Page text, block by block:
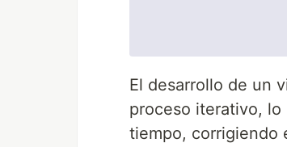
El desarrollo de un
proceso iterativo,
tiempo, corrigiendo